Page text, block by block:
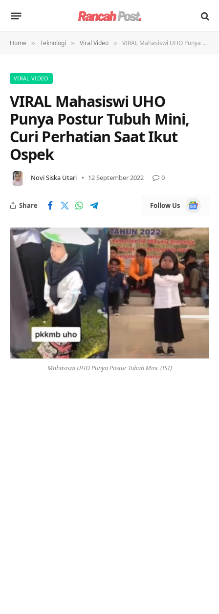
Home » Teknologi » Viral Video » VIRAL Mahasiswi UHO Punya Postur Tubuh Mini, Curi Perhatian Saat Ikut Ospek
VIRAL VIDEO
VIRAL Mahasiswi UHO
Punya Postur Tubuh Mini,
Curi Perhatian Saat Ikut
Ospek
Novi Siska Utari 12 September 2022 0
Share Follow Us
Google
News
Mahasiswi UHO Punya Postur Tubuh Mini. (IST)